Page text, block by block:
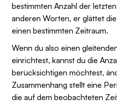
bestimmten Anzahl der
anderen Worten, er glättet
einen bestimmten Zeitraum.
Wenn du also einen
einrichtest, kannst du die
berücksichtigen möchtest,
Zusammenhang stellt eine
die auf dem beobachteten